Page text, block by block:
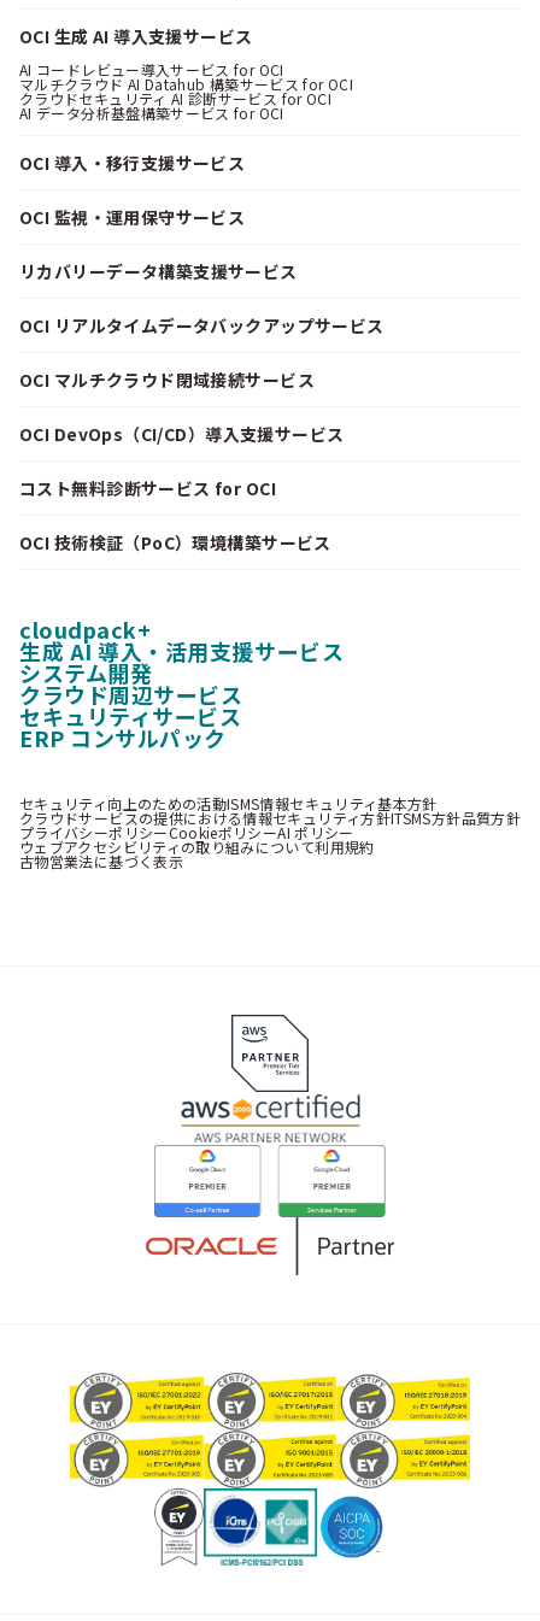
OCI 生成 AI 導入支援サービス
AI コードレビュー導入サービス for OCI
マルチクラウド AI Datahub 構築サービス for OCI
クラウドセキュリティ AI 診断サービス for OCI
AI データ分析基盤構築サービス for OCI
OCI 導入・移行支援サービス
OCI 監視・運用保守サービス
リカバリーデータ構築支援サービス
OCI リアルタイムデータバックアップサービス
OCI マルチクラウド閉域接続サービス
OCI DevOps（CI/CD）導入支援サービス
コスト無料診断サービス for OCI
OCI 技術検証（PoC）環境構築サービス
cloudpack+
生成 AI 導入・活用支援サービス
システム開発
クラウド周辺サービス
セキュリティサービス
ERP コンサルパック
セキュリティ向上のための活動ISMS情報セキュリティ基本方針
クラウドサービスの提供における情報セキュリティ方針ITSMS方針品質方針
プライバシーポリシーCookieポリシーAI ポリシー
ウェブアクセシビリティの取り組みについて利用規約
古物営業法に基づく表示